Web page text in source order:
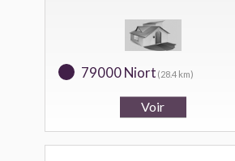
79000 Niort (28.4 km)